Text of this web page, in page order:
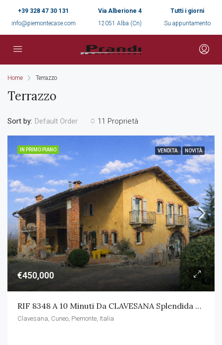
+39 328 47 30 131
info@piemontecase.com
Via Alberione 4
12051 Alba (Cn)
Tutti i giorni
Su appuntamento
Home Terrazzo
Terrazzo
11 Proprietà
Sort by: Default Order
IN PRIMO PIANO VENDITA NOVITÀ
€450,000
RIF 8348 A 10 Minuti Da CLAVESANA Splendida Casa Indipendente Con Terreno
Clavesana, Cuneo, Piemonte, Italia